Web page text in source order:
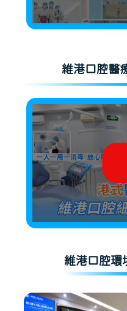
維港口腔醫
維港口腔環